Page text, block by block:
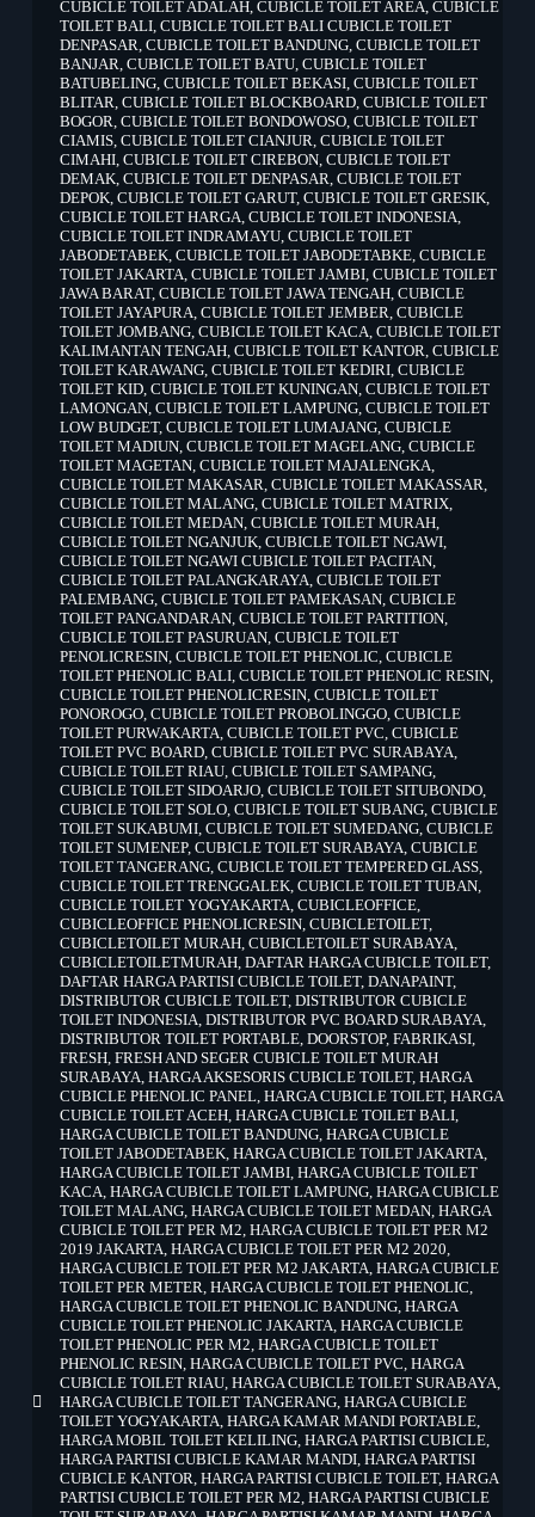
CUBICLE TOILET ADALAH, CUBICLE TOILET AREA CUBICLE
TOILET BALI, CUBICLE TOILET BALI CUBICLE TOILET
DENPASAR CUBICLE TOILET BANDUNG, CUBICLE TOILET
BANJAR CUBICLE TOILET BATU, CUBICLE TOILET
BATUBELING, CUBICLE TOILET BEKASI, CUBICLE TOILET
BLITAR CUBICLE TOILET BLOCKBOARD, CUBICLE TOILET
BOGOR CUBICLE TOILET BONDOWOSO, CUBICLE TOILET
CIAMIS, CUBICLE TOILET CIANJUR CUBICLE TOILET
CIMAHI, CUBICLE TOILET CIREBON, CUBICLE TOILET
DEMAK, CUBICLE TOILET DENPASAR CUBICLE TOILET
DEPOK, CUBICLE TOILET GARUT, CUBICLE TOILET GRESIK,
CUBICLE TOILET HARGA CUBICLE TOILET INDONESIA
CUBICLE TOILET INDRAMAYU, CUBICLE TOILET
JABODETABEK, CUBICLE TOILET JABODETABKE, CUBICLE
TOILET JAKARTA CUBICLE TOILET JAMBI, CUBICLE TOILET
JAWA BARAT, CUBICLE TOILET JAWA TENGAH, CUBICLE
TOILET JAYAPURA CUBICLE TOILET JEMBER CUBICLE
TOILET JOMBANG, CUBICLE TOILET KACA CUBICLE TOILET
KALIMANTAN TENGAH, CUBICLE TOILET KANTOR CUBICLE
TOILET KARAWANG, CUBICLE TOILET KEDIRI, CUBICLE
TOILET KID, CUBICLE TOILET KUNINGAN, CUBICLE TOILET
LAMONGAN, CUBICLE TOILET LAMPUNG, CUBICLE TOILET
LOW BUDGET, CUBICLE TOILET LUMAJANG, CUBICLE
TOILET MADIUN, CUBICLE TOILET MAGELANG, CUBICLE
TOILET MAGETAN, CUBICLE TOILET MAJALENGKA
CUBICLE TOILET MAKASAR CUBICLE TOILET MAKASSAR
CUBICLE TOILET MALANG, CUBICLE TOILET MATRIX,
CUBICLE TOILET MEDAN, CUBICLE TOILET MURAH,
CUBICLE TOILET NGANJUK, CUBICLE TOILET NGAWI,
CUBICLE TOILET NGAWI CUBICLE TOILET PACITAN,
CUBICLE TOILET PALANGKARAYA CUBICLE TOILET
PALEMBANG, CUBICLE TOILET PAMEKASAN, CUBICLE
TOILET PANGANDARAN, CUBICLE TOILET PARTITION,
CUBICLE TOILET PASURUAN, CUBICLE TOILET
PENOLICRESIN, CUBICLE TOILET PHENOLIC CUBICLE
TOILET PHENOLIC BALI, CUBICLE TOILET PHENOLIC RESIN,
CUBICLE TOILET PHENOLICRESIN, CUBICLE TOILET
PONOROGO, CUBICLE TOILET PROBOLINGGO, CUBICLE
TOILET PURWAKARTA CUBICLE TOILET PVC CUBICLE
TOILET PVC BOARD, CUBICLE TOILET PVC SURABAYA
CUBICLE TOILET RIAU, CUBICLE TOILET SAMPANG,
CUBICLE TOILET SIDOARJO, CUBICLE TOILET SITUBONDO,
CUBICLE TOILET SOLO, CUBICLE TOILET SUBANG, CUBICLE
TOILET SUKABUMI, CUBICLE TOILET SUMEDANG, CUBICLE
TOILET SUMENEP, CUBICLE TOILET SURABAYA CUBICLE
TOILET TANGERANG, CUBICLE TOILET TEMPERED GLASS,
CUBICLE TOILET TRENGGALEK, CUBICLE TOILET TUBAN,
CUBICLE TOILET YOGYAKARTA CUBICLEOFFICE,
CUBICLEOFFICE PHENOLICRESIN, CUBICLETOILET,
CUBICLETOILET MURAH, CUBICLETOILET SURABAYA
CUBICLETOILETMURAH, DAFTAR HARGA CUBICLE TOILET,
DAFTAR HARGA PARTISI CUBICLE TOILET, DANAPAINT,
DISTRIBUTOR CUBICLE TOILET, DISTRIBUTOR CUBICLE
TOILET INDONESIA DISTRIBUTOR PVC BOARD SURABAYA
DISTRIBUTOR TOILET PORTABLE, DOORSTOP, FABRIKASI,
FRESH, FRESH AND SEGER CUBICLE TOILET MURAH
SURABAYA HARGA AKSESORIS CUBICLE TOILET, HARGA
CUBICLE PHENOLIC PANEL, HARGA CUBICLE TOILET, HARGA
CUBICLE TOILET ACEH, HARGA CUBICLE TOILET BALI,
HARGA CUBICLE TOILET BANDUNG, HARGA CUBICLE
TOILET JABODETABEK, HARGA CUBICLE TOILET JAKARTA
HARGA CUBICLE TOILET JAMBI, HARGA CUBICLE TOILET
KACA HARGA CUBICLE TOILET LAMPUNG, HARGA CUBICLE
TOILET MALANG, HARGA CUBICLE TOILET MEDAN, HARGA
CUBICLE TOILET PER M2 HARGA CUBICLE TOILET PER M2
2019 JAKARTA HARGA CUBICLE TOILET PER M2 2020
HARGA CUBICLE TOILET PER M2 JAKARTA HARGA CUBICLE
TOILET PER METER HARGA CUBICLE TOILET PHENOLIC
HARGA CUBICLE TOILET PHENOLIC BANDUNG, HARGA
CUBICLE TOILET PHENOLIC JAKARTA HARGA CUBICLE
TOILET PHENOLIC PER M2 HARGA CUBICLE TOILET
PHENOLIC RESIN, HARGA CUBICLE TOILET PVC HARGA
CUBICLE TOILET RIAU, HARGA CUBICLE TOILET SURABAYA
HARGA CUBICLE TOILET TANGERANG, HARGA CUBICLE
TOILET YOGYAKARTA HARGA KAMAR MANDI PORTABLE,
HARGA MOBIL TOILET KELILING, HARGA PARTISI CUBICLE,
HARGA PARTISI CUBICLE KAMAR MANDI, HARGA PARTISI
CUBICLE KANTOR HARGA PARTISI CUBICLE TOILET, HARGA
PARTISI CUBICLE TOILET PER M2 HARGA PARTISI CUBICLE